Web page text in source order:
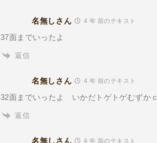
名無しさん 4 年 前のテキスト
37面までいったよ
返信
名無しさん 4 年 前のテキスト
32面までいったよ いかだトゲトゲむずかｃ
返信
名無しさん 4 年 前のテキスト